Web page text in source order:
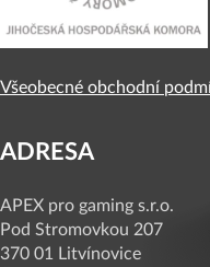
Všeobecné obchodní
ADRESA
APEX pro gaming s.r.o.
Pod Stromovkou 207
370 01 Litvínovice